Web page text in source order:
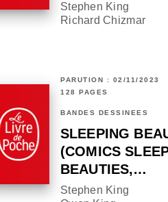
Stephen King
Richard Chizmar
PARUTION : 02/11/2023
128 PAGES
BANDES DESSINÉES
SLEEPING
(COMICS
BEAUTIES,…
Stephen King